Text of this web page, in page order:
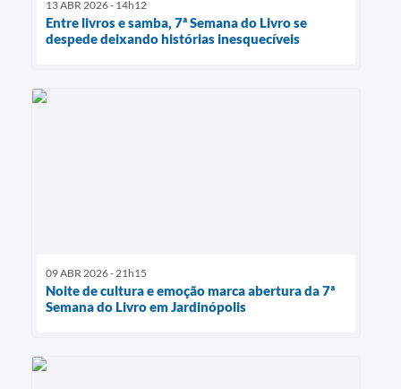
13 ABR 2026 - 14h12
Entre livros e samba, 7ª Semana do Livro se
despede deixando histórias inesquecíveis
09 ABR 2026 - 21h15
Noite de cultura e emoção marca abertura da 7ª
Semana do Livro em Jardinópolis